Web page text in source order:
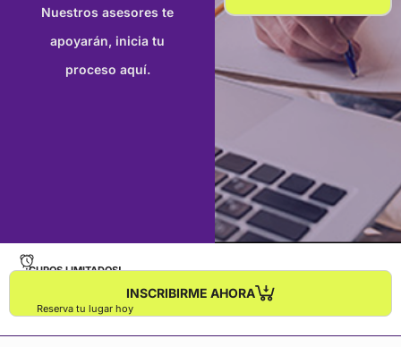
podrán usarse los softwares necesarios para el
Para una visualización óptima, se
recomienda utilizar computadoras de escritorio.
Nuestros asesores te
apoyarán, inicia tu
proceso aquí.
¡CUPOS LIMITADOS!
INSCRIBIRME AHORA
Reserva tu lugar hoy